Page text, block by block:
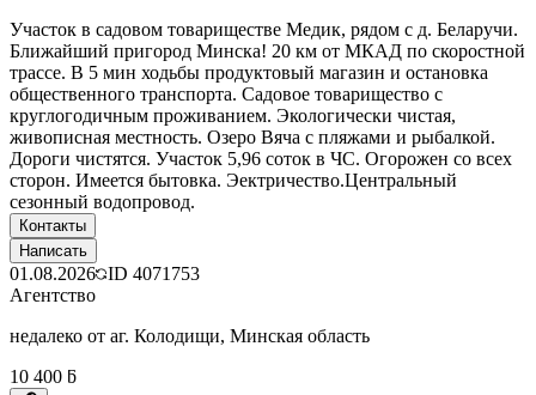
Участок в садовом товариществе Медик, рядом с д. Беларучи.
Ближайший пригород Минска! 20 км от МКАД по скоростной
трассе. В 5 мин ходьбы продуктовый магазин и остановка
общественного транспорта. Садовое товарищество с
круглогодичным проживанием. Экологически чистая,
живописная местность. Озеро Вяча с пляжами и рыбалкой.
Дороги чистятся. Участок 5,96 соток в ЧС. Огорожен со всех
сторон. Имеется бытовка. Эектричество.Центральный
сезонный водопровод.
Контакты
Написать
01.08.2026 ID 4071753
Агентство
недалеко от аг. Колодищи, Минская область
10 400 ƃ